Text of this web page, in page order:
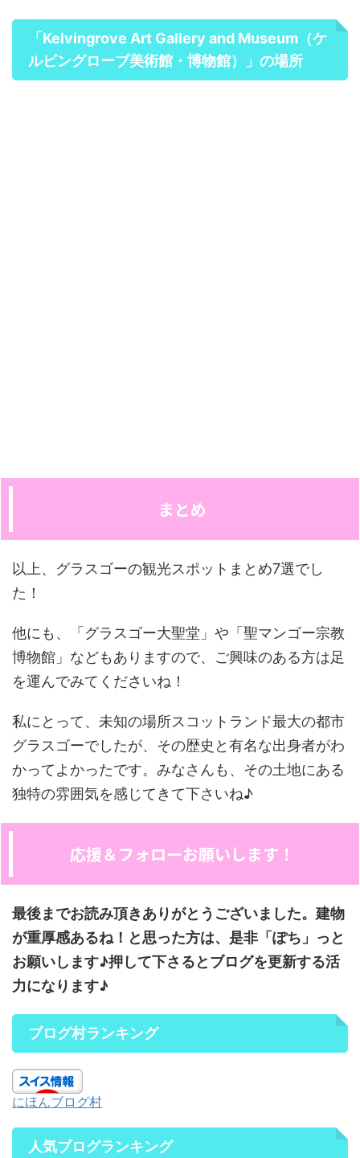
「Kelvingrove Art Gallery and Museum（ケ
ルビングローブ美術館・博物館）」の場所
まとめ
以上、グラスゴーの観光スポットまとめ7選でし
た！
他にも、「グラスゴー大聖堂」や「聖マンゴー宗教
博物館」などもありますので、ご興味のある方は足
を運んでみてくださいね！
私にとって、未知の場所スコットランド最大の都市
グラスゴーでしたが、その歴史と有名な出身者がわ
かってよかったです。みなさんも、その土地にある
独特の雰囲気を感じてきて下さいね♪
応援＆フォローお願いします！
最後までお読み頂きありがとうございました。建物
が重厚感あるね！と思った方は、是非「ぽち」っと
お願いします♪押して下さるとブログを更新する活
力になります♪
ブログ村ランキング
にほんブログ村
人気ブログランキング